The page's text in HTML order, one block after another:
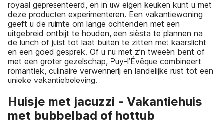
royaal gepresenteerd, en in uw eigen keuken kunt u met
deze producten experimenteren. Een vakantiewoning
geeft u de ruimte om lange ochtenden met een
uitgebreid ontbijt te houden, een siësta te plannen na
de lunch of juist tot laat buiten te zitten met kaarslicht
en een goed gesprek. Of u nu met z’n tweeën bent of
met een groter gezelschap, Puy-l’Évêque combineert
romantiek, culinaire verwennerij en landelijke rust tot een
unieke vakantiebeleving.
Huisje met jacuzzi - Vakantiehuis
met bubbelbad of hottub